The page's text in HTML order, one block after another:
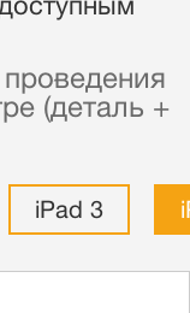
(деталь +
iPad 3